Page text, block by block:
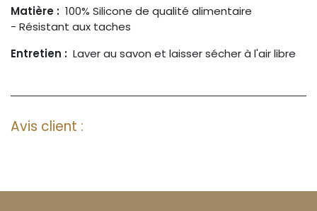
Matière : 100% Silicone de qualité alimentaire
- Résistant aux taches
Entretien : Laver au savon et laisser sécher à l'air libre
Avis client :